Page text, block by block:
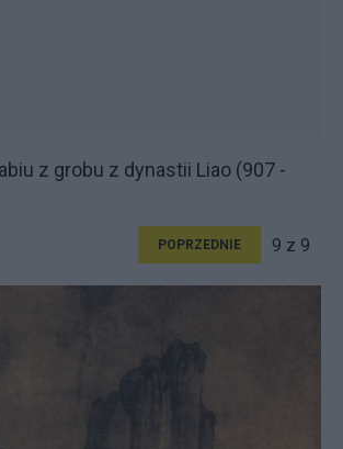
z grobu z dynastii Liao (907 -
POPRZEDNIE 9 z 9